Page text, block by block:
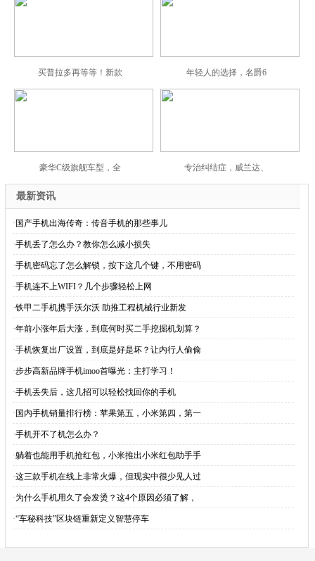
买普拉多再等等！新款 年轻人的选择，名爵6
豪华C级旗舰车型，全 专治纠结症，威兰达、
最新资讯
· 国产手机出海传奇：传音手机的那些事儿
·手机丢了怎么办？教你怎么减小损失
·手机密码忘了怎么解锁，按下这几个键，不用密码
·手机连不上WIFI？几个步骤轻松上网
·铁甲二手机携手沃尔沃 助推工程机械行业新发
·年前小涨年后大涨，到底何时买二手挖掘机划算？
·手机恢复出厂设置，到底是好是坏？让内行人偷偷
·步步高新品牌手机imoo首曝光：主打学习！
·手机丢失后，这几招可以轻松找回你的手机
· 国内手机销量排行榜：苹果第五，小米第四，第一
·手机开不了机怎么办？
·躺着也能用手机抢红包，小米推出小米红包助手手
·这三款手机在线上非常火爆，但现实中很少见人过
·为什么手机用久了会发烫？这4个原因必须了解，
·“车秘科技”区块链重新定义智慧停车